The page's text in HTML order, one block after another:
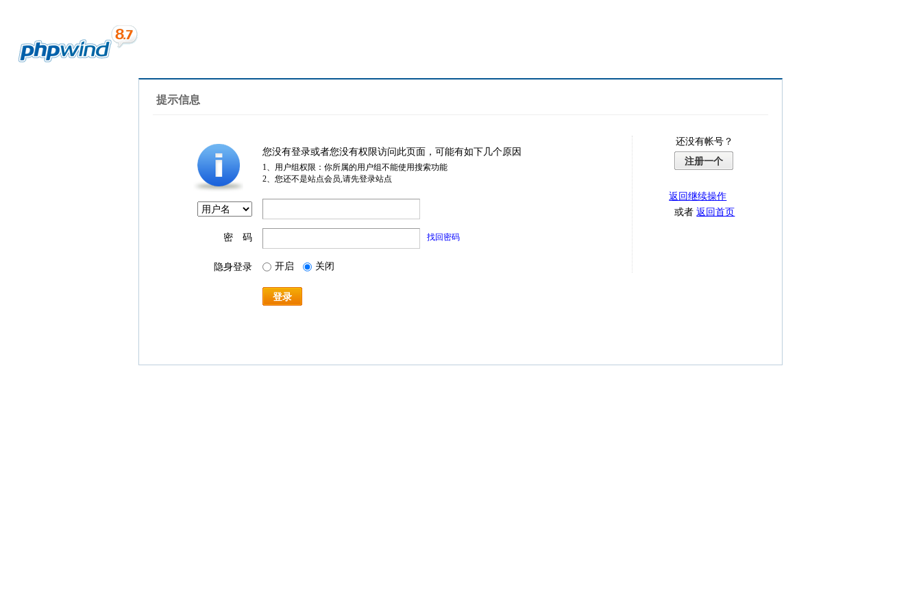
提示信息
您没有登录或者您没有权限访问此页面，可能有如下几个原因
1、用户组权限：你所属的用户组不能使用搜索功能
2、您还不是站点会员,请先登录站点
密 码 找回密码
隐身登录 开启 关闭
登录
还没有帐号？
注册一个
返回继续操作
或者返回首页